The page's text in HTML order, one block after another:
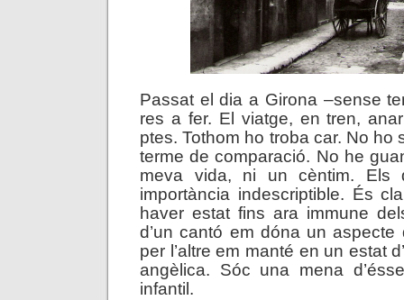
Passat el dia a Girona –sense
res a fer. El viatge, en tren,
ptes. Tothom ho troba car. No ho
terme de comparació. No he
meva vida, ni un cèntim. Els
importància indescriptible. És
haver estat fins ara immune
d’un cantó em dóna un aspecte
per l’altre em manté en un estat
angèlica. Sóc una mena
infantil.